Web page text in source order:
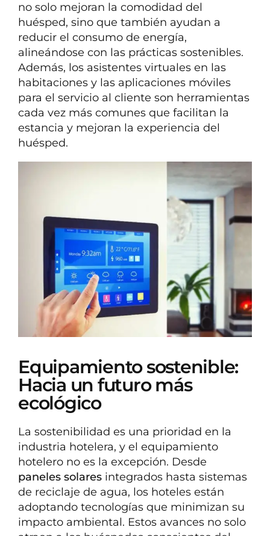
no solo mejoran la comodidad del
huésped, sino que también ayudan a
reducir el consumo de energía,
alineándose con las prácticas sostenibles.
Además, los asistentes virtuales en las
habitaciones y las aplicaciones móviles
para el servicio al cliente son herramientas
cada vez más comunes que facilitan la
estancia y mejoran la experiencia del
huésped.
Equipamiento sostenible:
Hacia un futuro más
ecológico
La sostenibilidad es una prioridad en la
industria hotelera, y el equipamiento
hotelero no es la excepción. Desde
paneles solares integrados hasta sistemas
de reciclaje de agua, los hoteles están
adoptando tecnologías que minimizan su
impacto ambiental. Estos avances no solo